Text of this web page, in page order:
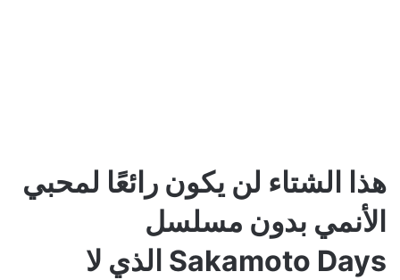
هذا الشتاء لن يكون رائعًا لمحبي
الأنمي بدون مسلسل
Sakamoto Days الذي لا